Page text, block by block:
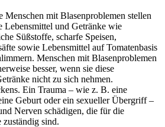
Menschen mit Blasenproblemen stellen
Lebensmittel und Getränke wie
Süßstoffe, scharfe Speisen,
sowie Lebensmittel auf Tomatenbasis
Menschen mit Blasenproblemen
besser, wenn sie diese
nicht zu sich nehmen.
Ein Trauma – wie z. B. eine
Geburt oder ein sexueller Übergriff –
Nerven schädigen, die für die
sind.